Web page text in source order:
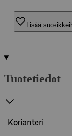
Lisää
Tuotetiedot
Korianteri